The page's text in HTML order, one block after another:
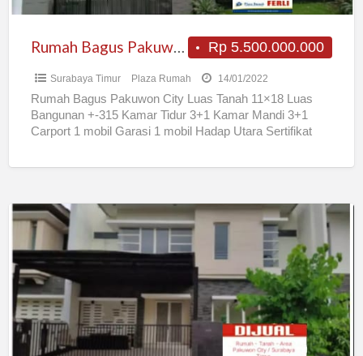
Rp 5.500.000.000
Rumah Bagus Pakuwon City
Surabaya Timur Plaza Rumah 14/01/2022
Rumah Bagus Pakuwon City Luas Tanah 11×18 Luas
Bangunan +-315 Kamar Tidur 3+1 Kamar Mandi 3+1
Carport 1 mobil Garasi 1 mobil Hadap Utara Sertifikat
Pakuwon
Second
Minimalis